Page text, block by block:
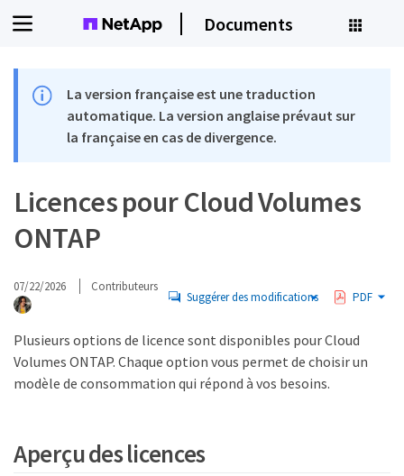
Documents
La version française est une traduction
automatique. La version anglaise prévaut sur
la française en cas de divergence.
Licences pour Cloud Volumes
ONTAP
07/22/2026 Contributeurs
Suggérer des modifications PDF
Plusieurs options de licence sont disponibles pour Cloud
Volumes ONTAP. Chaque option vous permet de choisir un
modèle de consommation qui répond à vos besoins.
Aperçu des licences